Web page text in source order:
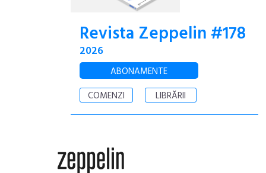
Revista Zeppelin #178
2026
ABONAMENTE
COMENZI
LIBRĂRII